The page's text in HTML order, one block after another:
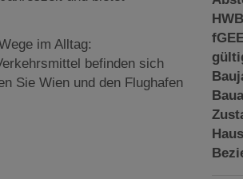
im Alltag:
befinden sich
Sie Wien und den Flughafen
HWB